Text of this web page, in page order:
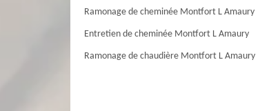
Ramonage de cheminée Montfort L Amaury
Entretien de cheminée Montfort L Amaury
Ramonage de chaudière Montfort L Amaury